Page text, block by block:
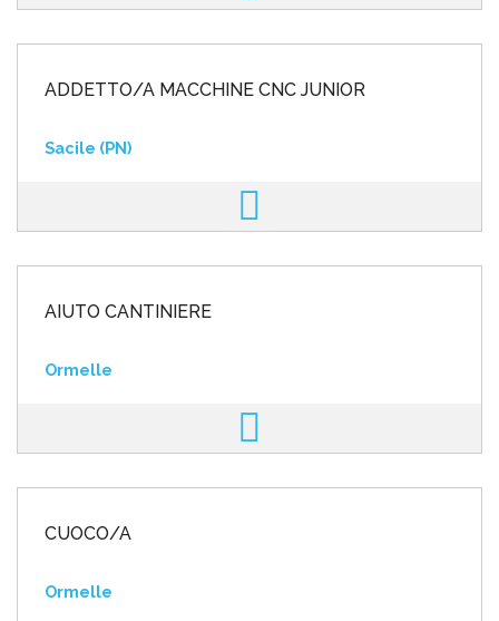
ADDETTO/A MACCHINE CNC JUNIOR
Sacile (PN)
AIUTO CANTINIERE
Ormelle
CUOCO/A
Ormelle